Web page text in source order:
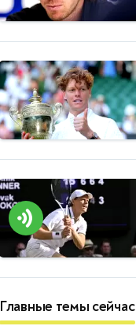
Главные темы сейчас